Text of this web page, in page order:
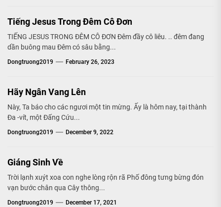
Tiếng Jesus Trong Đêm Cô Đơn
TIẾNG JESUS TRONG ĐÊM CÔ ĐƠN Đêm đầy cô liêu. .. đêm đang
dần buông mau Đêm có sâu bằng...
Dongtruong2019 February 26, 2023
Hãy Ngân Vang Lên
Này, Ta báo cho các ngươi một tin mừng. Ấy là hôm nay, tại thành
Đa -vít, một Đấng Cứu...
Dongtruong2019 December 9, 2022
Giáng Sinh Về
Trời lạnh xuýt xoa con nghe lòng rộn rã Phố đông tưng bừng đón
vạn bước chân qua Cây thông...
Dongtruong2019 December 17, 2021